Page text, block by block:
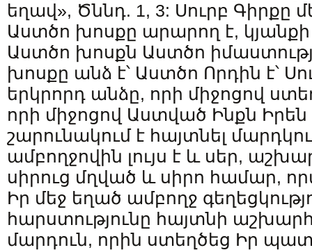
եղավ», Ծննդ. 1, 3: Սուրբ Գիրքը
Աստծո խոսքը արարող է, կյանքի
Աստծո խոսքն Աստծո
խոսքը անձ է՝ Աստծո Որդին է՝
երկրորդ անձը, որի միջոցով
որի միջոցով Աստված Ինքն
շարունակում է հայտնել
ամբողջովին լույս է և սեր,
սիրուց մղված և սիրո համար,
Իր մեջ եղած ամբողջ
հարստությունը հայտնի
մարդուն, որին ստեղծեց Իր